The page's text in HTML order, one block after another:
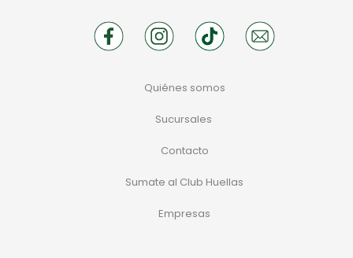
Quiénes somos
Sucursales
Contacto
Sumate al Club Huellas
Empresas